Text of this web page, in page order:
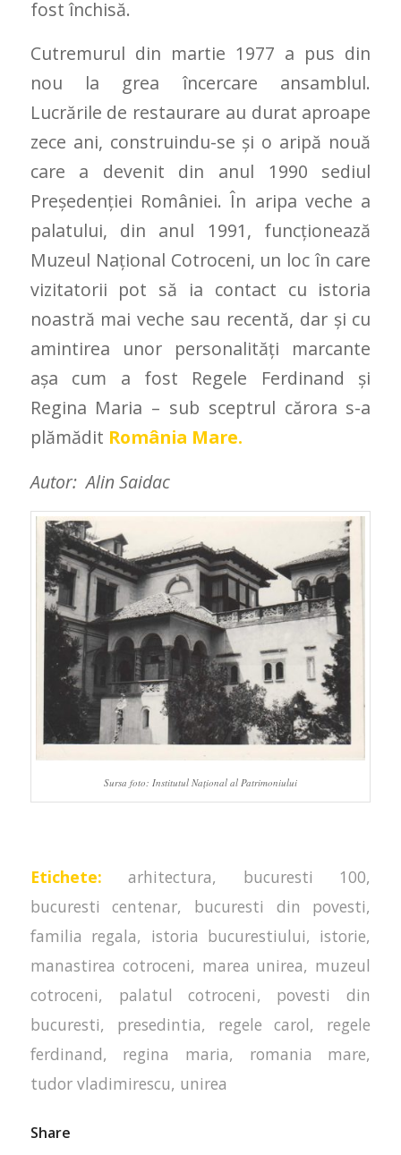
fost închisă.
Cutremurul din martie 1977 a pus din
nou la grea încercare ansamblul.
Lucrările de restaurare au durat aproape
zece ani, construindu-se și o aripă nouă
care a devenit din anul 1990 sediul
Președenției României. În aripa veche a
palatului, din anul 1991, funcționează
Muzeul Național Cotroceni, un loc în care
vizitatorii pot să ia contact cu istoria
noastră mai veche sau recentă, dar și cu
amintirea unor personalități marcante
așa cum a fost Regele Ferdinand și
Regina Maria – sub sceptrul cărora s-a
plămădit România Mare.
Autor: Alin Saidac
Sursa foto: Institutul Național al Patrimoniului
Etichete: arhitectura, bucuresti 100,
bucuresti centenar, bucuresti din povesti,
familia regala, istoria bucurestiului, istorie,
manastirea cotroceni, marea unirea, muzeul
cotroceni, palatul cotroceni, povesti din
bucuresti, presedintia, regele carol, regele
ferdinand, regina maria, romania mare,
tudor vladimirescu, unirea
Share